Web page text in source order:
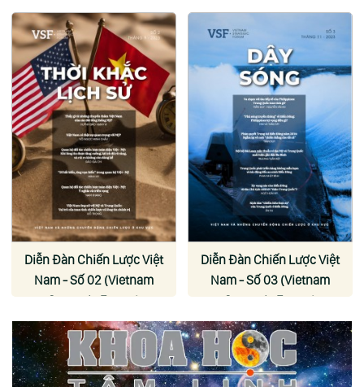
Diễn Đàn Chiến Lược Việt
Nam - Số 02 (Vietnam
Strategic Forum)
Diễn Đàn Chiến Lược Việt
Nam - Số 03 (Vietnam
Strategic Forum)